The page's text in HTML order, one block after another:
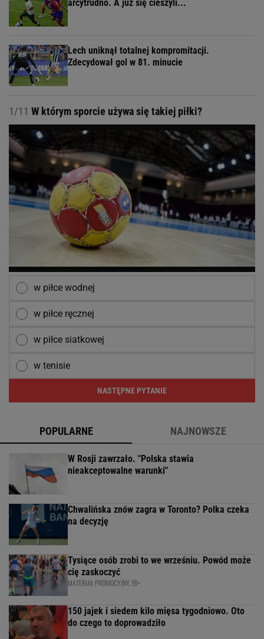
arcytrudno. A już się cieszyli...
Lech uniknął totalnej kompromitacji.
Zdecydował gol w 81. minucie
1/11 W którym sporcie używa się takiej piłki?
w piłce wodnej
w piłce ręcznej
w piłce siatkowej
w tenisie
NASTĘPNE PYTANIE
POPULARNE NAJNOWSZE
W Rosji zawrzało. "Polska stawia
nieakceptowalne warunki"
Chwalińska znów zagra w Toronto? Polka czeka
na decyzję
Tysiące osób zrobi to we wrześniu. Powód może
cię zaskoczyć
MATERIAŁ PROMOCYJNY, 18+
150 jajek i siedem kilo mięsa tygodniowo. Oto
do czego to doprowadziło